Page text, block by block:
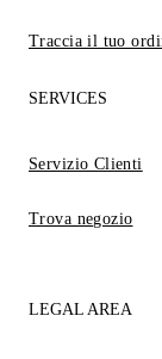
Traccia il tuo
SERVICES
Servizio Clienti
Trova negozio
LEGAL AREA